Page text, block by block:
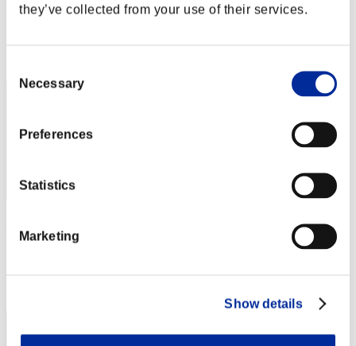
they’ve collected from your use of their services.
Selection
Necessary
Preferences
Statistics
Marketing
Show details
Puntos:Lv:1/02'08"67
Posición
Posición